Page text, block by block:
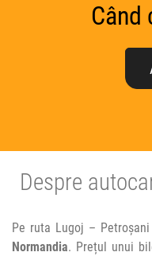
Când
Despre
Pe ruta Lugoj –
Normandia. Prețul unui